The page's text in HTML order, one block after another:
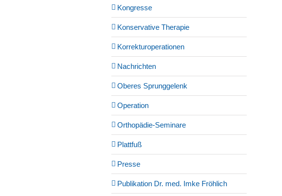
Kongresse
Konservative Therapie
Korrekturoperationen
Nachrichten
Oberes Sprunggelenk
Operation
Orthopädie-Seminare
Plattfuß
Presse
Publikation Dr. med. Imke Fröhlich